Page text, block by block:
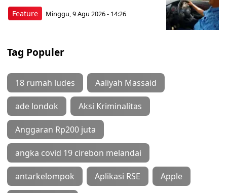
Feature Minggu, 9 Agu 2026 - 14:26
Tag Populer
18 rumah ludes Aaliyah Massaid
ade londok Aksi Kriminalitas
Anggaran Rp200 juta
angka covid 19 cirebon melandai
antarkelompok Aplikasi RSE Apple